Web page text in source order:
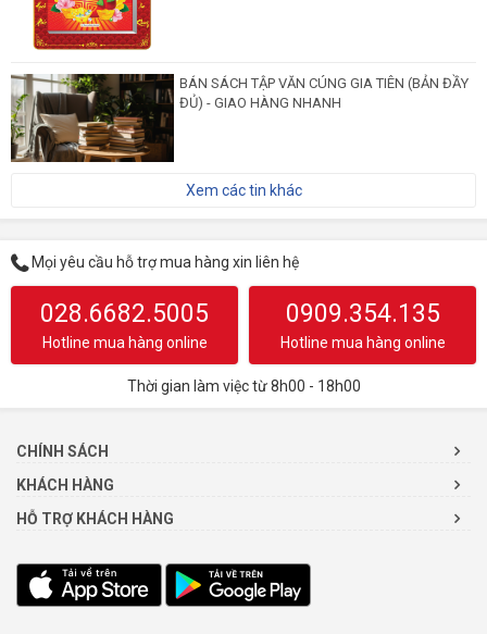
BÁN SÁCH TẬP VĂN CÚNG GIA TIÊN (BẢN ĐẦY
ĐỦ) - GIAO HÀNG NHANH
Xem các tin khác
Mọi yêu cầu hỗ trợ mua hàng xin liên hệ
028.6682.5005
Hotline mua hàng online
0909.354.135
Hotline mua hàng online
Thời gian làm việc từ 8h00 - 18h00
CHÍNH SÁCH
KHÁCH HÀNG
HỖ TRỢ KHÁCH HÀNG